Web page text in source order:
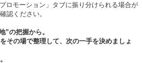
ロモーション」タブに振り分けられる場合が
認ください。
”の把握から。
その場で整理して、次の一手を決めましょ